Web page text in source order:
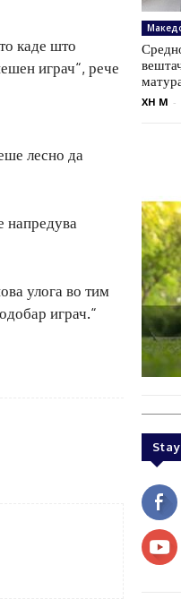
каде што
играч“, рече
лесно да
напредува
улога во тим
играч.“
XH M -